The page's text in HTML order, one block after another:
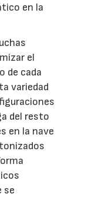
en la
el
de cada
variedad
del resto
en la nave
se